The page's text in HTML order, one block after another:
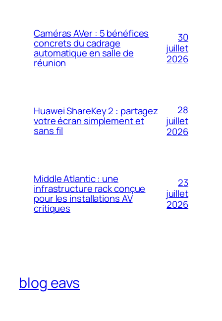
Caméras AVer : 5 bénéfices
concrets du cadrage
automatique en salle de
réunion
30
juillet
2026
Huawei ShareKey 2 : partagez
votre écran simplement et
sans fil
28
juillet
2026
Middle Atlantic : une
infrastructure rack conçue
pour les installations AV
critiques
23
juillet
2026
blog eavs